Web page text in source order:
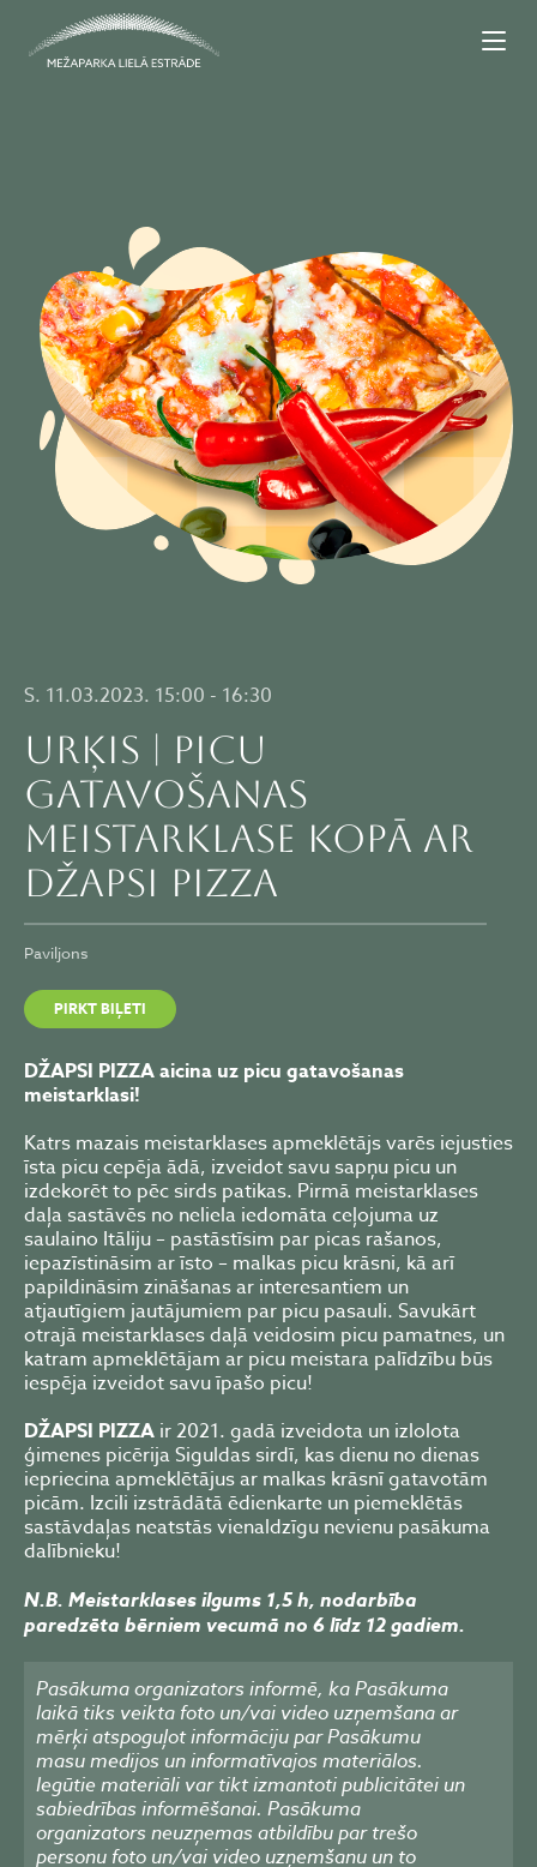
S. 11.03.2023. 15:00 - 16:30
URĶIS | PICU
GATAVOŠANAS
meistarklase kopā ar
DŽAPSI PIZZA
Paviljons
PIRKT BIĻETI
DŽAPSI PIZZA aicina uz picu gatavošanas
meistarklasi!
Katrs mazais meistarklases apmeklētājs varēs iejusties
īsta picu cepēja ādā, izveidot savu sapņu picu un
izdekorēt to pēc sirds patikas. Pirmā meistarklases
daļa sastāvēs no neliela iedomāta ceļojuma uz
saulaino Itāliju – pastāstīsim par picas rašanos,
iepazīstināsim ar īsto – malkas picu krāsni, kā arī
papildināsim zināšanas ar interesantiem un
atjautīgiem jautājumiem par picu pasauli. Savukārt
otrajā meistarklases daļā veidosim picu pamatnes, un
katram apmeklētājam ar picu meistara palīdzību būs
iespēja izveidot savu īpašo picu!
DŽAPSI PIZZA ir 2021. gadā izveidota un izlolota
ģimenes picērija Siguldas sirdī, kas dienu no dienas
iepriecina apmeklētājus ar malkas krāsnī gatavotām
picām. Izcili izstrādātā ēdienkarte un piemeklētās
sastāvdaļas neatstās vienaldzīgu nevienu pasākuma
dalībnieku!
N.B. Meistarklases ilgums 1,5 h, nodarbība
paredzēta bērniem vecumā no 6 līdz 12 gadiem.
Pasākuma organizators informē, ka Pasākuma
laikā tiks veikta foto un/vai video uzņemšana ar
mērķi atspoguļot informāciju par Pasākumu
masu medijos un informatīvajos materiālos.
Iegūtie materiāli var tikt izmantoti publicitātei un
sabiedrības informēšanai. Pasākuma
organizators neuzņemas atbildību par trešo
personu foto un/vai video uzņemšanu un to